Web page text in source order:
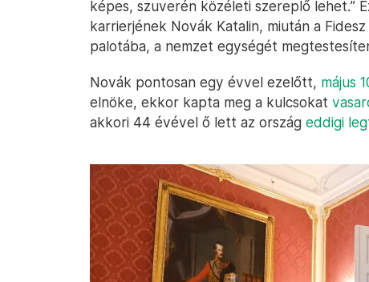
képes, szuverén közéleti szereplő lehet.”
karrierjének Novák Katalin, miután a
palotába, a nemzet egységét
Novák pontosan egy évvel ezelőtt, május
elnöke, ekkor kapta meg a kulcsokat
akkori 44 évével ő lett az ország eddigi